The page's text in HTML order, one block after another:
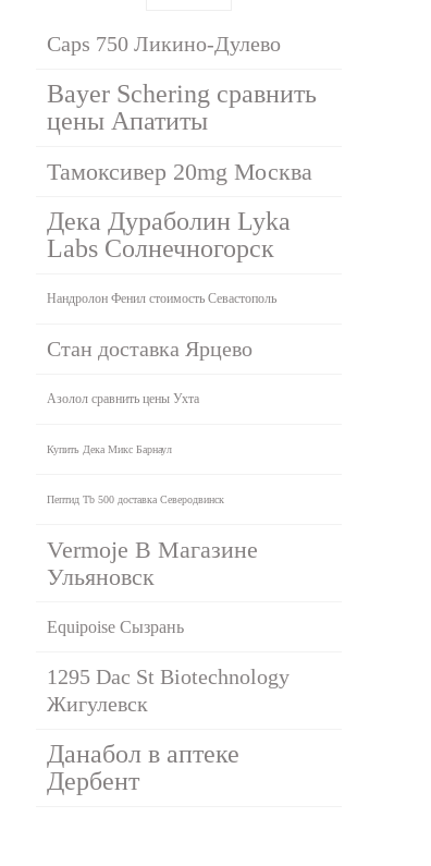
Caps 750 Ликино-Дулево
Bayer Schering сравнить
цены Апатиты
Тамоксивер 20mg Москва
Дека Дураболин Lyka
Labs Солнечногорск
Нандролон Фенил стоимость Севастополь
Стан доставка Ярцево
Азолол сравнить цены Ухта
Купить Дека Микс Барнаул
Пептид Tb 500 доставка Северодвинск
Vermoje В Магазине
Ульяновск
Equipoise Сызрань
1295 Dac St Biotechnology
Жигулевск
Данабол в аптеке
Дербент